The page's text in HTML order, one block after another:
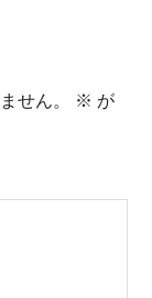
せん。 ※ が